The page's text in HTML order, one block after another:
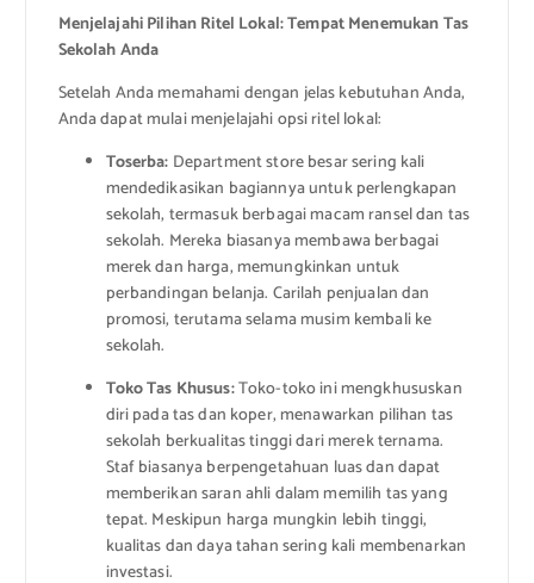
Menjelajahi Pilihan Ritel Lokal: Tempat Menemukan Tas
Sekolah Anda
Setelah Anda memahami dengan jelas kebutuhan Anda,
Anda dapat mulai menjelajahi opsi ritel lokal:
Toserba: Department store besar sering kali
mendedikasikan bagiannya untuk perlengkapan
sekolah, termasuk berbagai macam ransel dan tas
sekolah. Mereka biasanya membawa berbagai
merek dan harga, memungkinkan untuk
perbandingan belanja. Carilah penjualan dan
promosi, terutama selama musim kembali ke
sekolah.
Toko Tas Khusus:Toko-toko ini mengkhususkan
diri pada tas dan koper, menawarkan pilihan tas
sekolah berkualitas tinggi dari merek ternama.
Staf biasanya berpengetahuan luas dan dapat
memberikan saran ahli dalam memilih tas yang
tepat. Meskipun harga mungkin lebih tinggi,
kualitas dan daya tahan sering kali membenarkan
investasi.